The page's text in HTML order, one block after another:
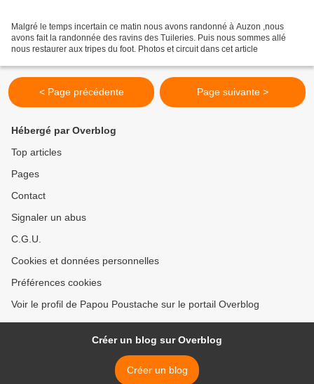
Malgré le temps incertain ce matin nous avons randonné à Auzon ,nous
avons fait la randonnée des ravins des Tuileries. Puis nous sommes allé
nous restaurer aux tripes du foot. Photos et circuit dans cet article
< Page précédente Page suivante >
Hébergé par Overblog
Top articles
Pages
Contact
Signaler un abus
C.G.U.
Cookies et données personnelles
Préférences cookies
Voir le profil de Papou Poustache sur le portail Overblog
Créer un blog sur Overblog
Créer un blog